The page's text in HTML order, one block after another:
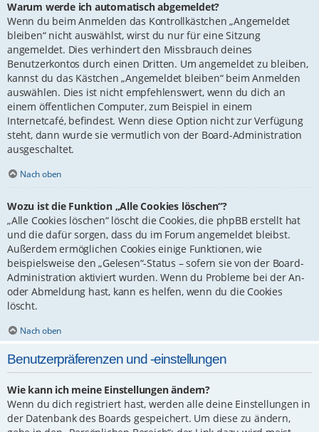
Warum werde ich automatisch abgemeldet?
Wenn du beim Anmelden das Kontrollkästchen „Angemeldet
bleiben“ nicht auswählst, wirst du nur für eine Sitzung
angemeldet. Dies verhindert den Missbrauch deines
Benutzerkontos durch einen Dritten. Um angemeldet zu bleiben,
kannst du das Kästchen „Angemeldet bleiben“ beim Anmelden
auswählen. Dies ist nicht empfehlenswert, wenn du dich an
einem öffentlichen Computer, zum Beispiel in einem
Internetcafé, befindest. Wenn diese Option nicht zur Verfügung
steht, dann wurde sie vermutlich von der Board-Administration
ausgeschaltet.
Nach oben
Wozu ist die Funktion „Alle Cookies löschen“?
„Alle Cookies löschen“ löscht die Cookies, die phpBB erstellt hat
und die dafür sorgen, dass du im Forum angemeldet bleibst.
Außerdem ermöglichen Cookies einige Funktionen, wie
beispielsweise den „Gelesen“-Status – sofern sie von der Board-
Administration aktiviert wurden. Wenn du Probleme bei der An-
oder Abmeldung hast, kann es helfen, wenn du die Cookies
löscht.
Nach oben
Benutzerpräferenzen und -einstellungen
Wie kann ich meine Einstellungen ändern?
Wenn du dich registriert hast, werden alle deine Einstellungen in
der Datenbank des Boards gespeichert. Um diese zu ändern,